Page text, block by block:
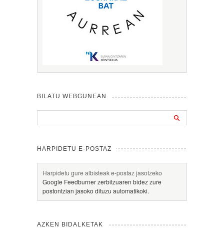
BILATU WEBGUNEAN
HARPIDETU E-POSTAZ
Harpidetu gure albisteak e-postaz jasotzeko
Google Feedburner zerbitzuaren bidez zure
postontzian jasoko dituzu automatikoki.
AZKEN BIDALKETAK